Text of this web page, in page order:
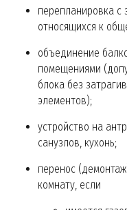
перепланировка с
относящихся к
объединение
помещениями
блока без
элементов);
устройство на
санузлов, кухонь;
перенос
комнату, если